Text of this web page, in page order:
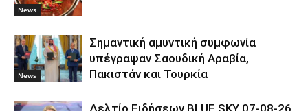
News
News
Σημαντική αμυντική συμφωνία
υπέγραψαν Σαουδική Αραβία,
Πακιστάν και Τουρκία
Δελτίο Ειδήσεων BLUE SKY 07-08-26